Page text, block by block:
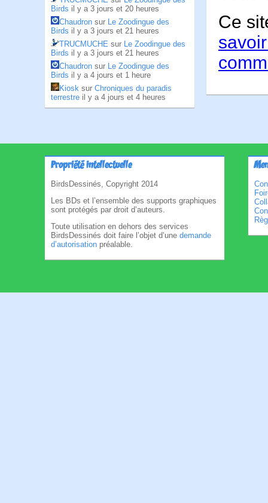
Birds il y a 3 jours et 20 heures
Chaudron sur Le Zoodingue des
Birds il y a 3 jours et 21 heures
TRUCMUCHE sur Le Zoodingue des
Birds il y a 3 jours et 21 heures
Chaudron sur Le Zoodingue des
Birds il y a 4 jours et 1 heure
Kiosk sur Chroniques du paradis
terrestre il y a 4 jours et 4 heures
Ce
Propriété intellectuelle
BirdsDessinés, Copyright 2014
Les BDs et l’ensemble des supports graphiques
sont protégés par droit d’auteurs.
Toute utilisation en dehors des services
BirdsDessinés doit faire l’objet d’une demande
d’autorisation préalable.